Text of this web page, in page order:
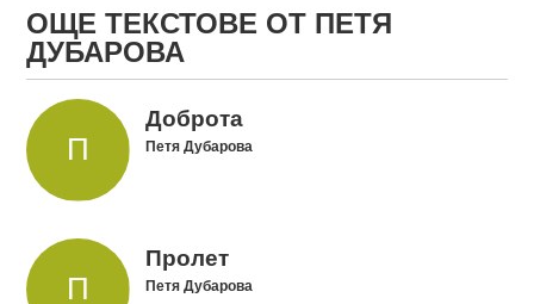
ОЩЕ ТЕКСТОВЕ ОТ ПЕТЯ
ДУБАРОВА
Доброта
Петя Дубарова
Пролет
Петя Дубарова